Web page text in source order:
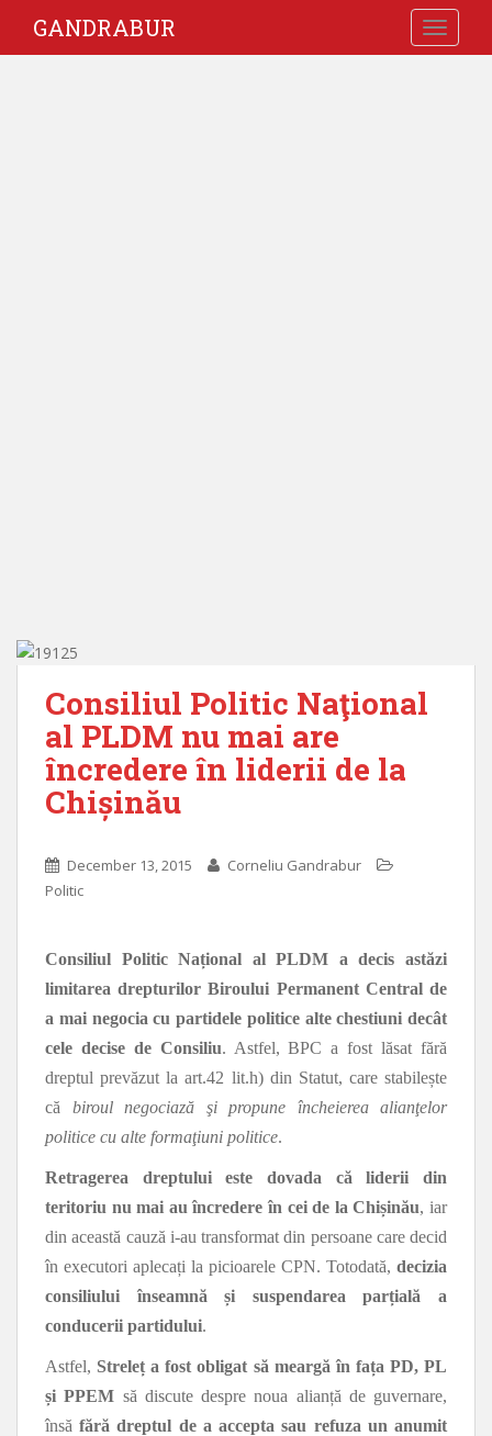
GANDRABUR
Consiliul Politic Naţional
al PLDM nu mai are
încredere în liderii de la
Chișinău
December 13, 2015
Corneliu Gandrabur
Politic
Consiliul Politic Național al PLDM a decis astăzi
limitarea drepturilor Biroului Permanent Central de
a mai negocia cu partidele politice alte chestiuni decât
cele decise de Consiliu. Astfel, BPC a fost lăsat fără
dreptul prevăzut la art.42 lit.h) din Statut, care stabilește
că biroul negociază şi propune încheierea alianţelor
politice cu alte formaţiuni politice.
Retragerea dreptului este dovada că liderii din
teritoriu nu mai au încredere în cei de la Chișinău, iar
din această cauză i-au transformat din persoane care decid
în executori aplecați la picioarele CPN. Totodată, decizia
consiliului înseamnă și suspendarea parțială a
conducerii partidului.
Astfel, Streleț a fost obligat să meargă în fața PD, PL
și PPEM să discute despre noua alianță de guvernare,
însăfără dreptul de a accepta sau refuza un anumit